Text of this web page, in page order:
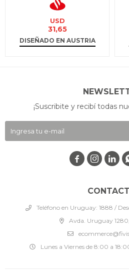
USD
31,65
DISEÑADO EN AUSTRIA
Teléfono en Uruguay: 1888 /
Avda. Uruguay
Lunes a Viernes de 8:00 a
¡Suscribite y recibí todas
  